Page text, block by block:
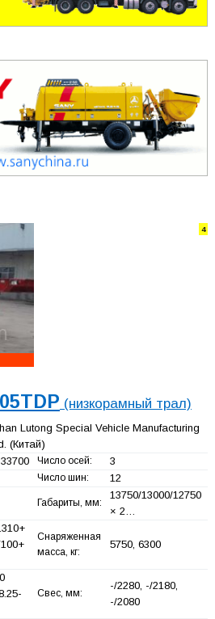
4
(низкорамный трал)
Lutong Special Vehicle Manufacturing
(Китай)
Число осей: 3
Число шин: 12
Габариты, мм:
13750/13000/12750
× 2…
Снаряженная
масса, кг:
5750, 6300
Свес, мм:
-/2280, -/2180,
-/2080